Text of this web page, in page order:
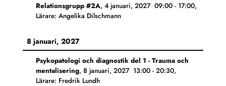
Relationsgrupp #2A, 4 januari, 2027 09:00- 17:00,
Lärare: Angelika Dilschmann
8 januari, 2027
Psykopatologi och diagnostik del 1 - Trauma och
mentalisering, 8 januari, 2027 13:00- 20:30,
Lärare: Fredrik Lundh